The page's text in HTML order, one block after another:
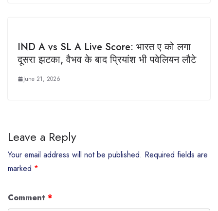
IND A vs SL A Live Score: भारत ए को लगा
दूसरा झटका, वैभव के बाद प्रियांश भी पवेलियन लौटे
June 21, 2026
Leave a Reply
Your email address will not be published. Required fields are
marked *
Comment *